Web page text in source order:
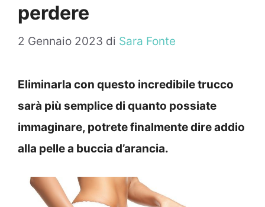
perdere
2 Gennaio 2023 di Sara Fonte
Eliminarla con questo incredibile trucco
sarà più semplice di quanto possiate
immaginare, potrete finalmente dire addio
alla pelle a buccia d’arancia.